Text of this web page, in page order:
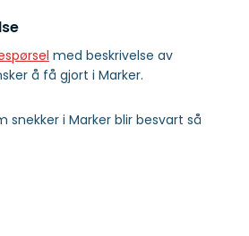
med beskrivelse av
å få gjort i Marker.
snekker i Marker blir besvart så